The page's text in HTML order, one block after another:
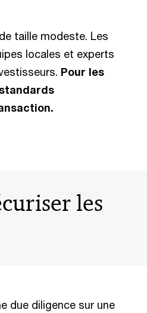
taille modeste. Les
locales et experts
Pour les
les
due diligence sur une